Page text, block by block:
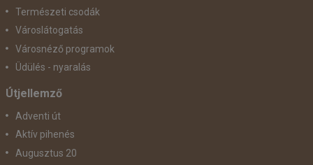
Természeti csodák
Városlátogatás
Városnéző programok
Üdülés - nyaralás
Útjellemző
Adventi út
Aktív pihenés
Augusztus 20